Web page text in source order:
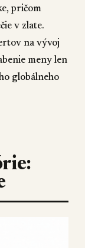
pričom
v zlate.
na vývoj
meny len
globálneho